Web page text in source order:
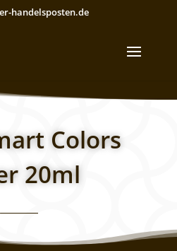
handelsposten.de
Colors
20ml